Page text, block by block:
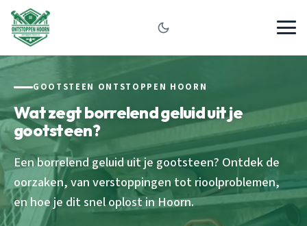
GOOTSTEEN ONTSTOPPEN HOORN
Wat zegt borrelend geluid uit je
gootsteen?
Een borrelend geluid uit je gootsteen? Ontdek de
oorzaken, van verstoppingen tot rioolproblemen,
en hoe je dit snel oplost in Hoorn.